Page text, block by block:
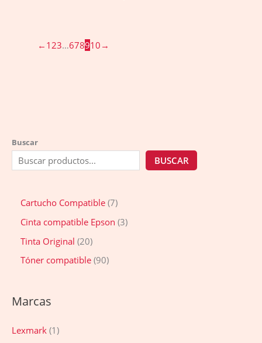
Buscar
BUSCAR
Cartucho Compatible 7
Cinta compatible Epson 3
Tinta Original 20
Tóner compatible 90
Marcas
Lexmark (1)
← 123…678910 →